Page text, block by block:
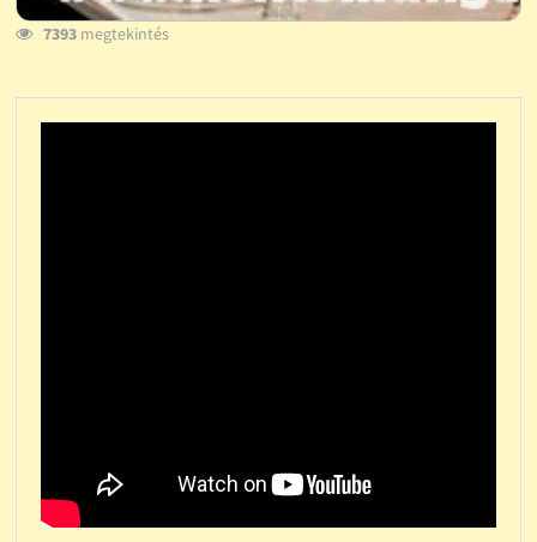
7393megtekintés